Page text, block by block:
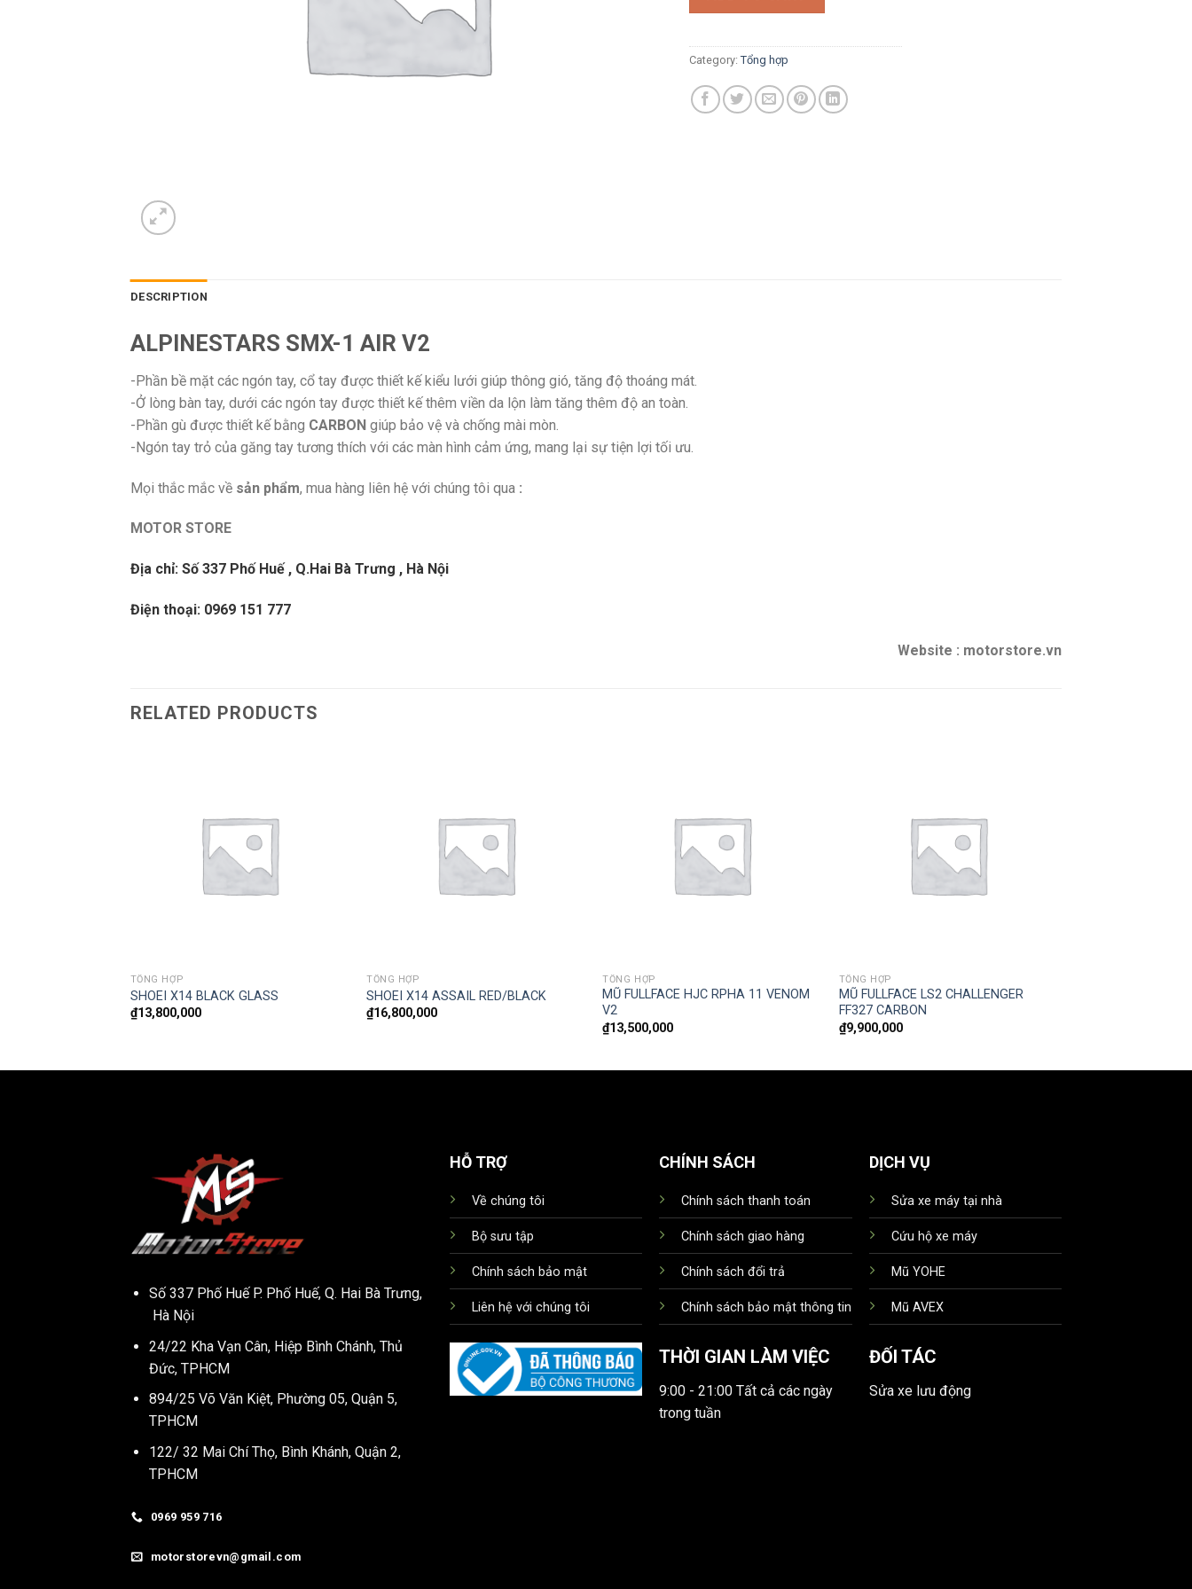
Category: Tổng hợp
DESCRIPTION
ALPINESTARS SMX-1 AIR V2
-Phần bề mặt các ngón tay, cổ tay được thiết kế kiểu lưới giúp thông gió, tăng độ thoáng mát.
-Ở lòng bàn tay, dưới các ngón tay được thiết kế thêm viền da lộn làm tăng thêm độ an toàn.
-Phần gù được thiết kế bằng CARBON giúp bảo vệ và chống mài mòn.
-Ngón tay trỏ của găng tay tương thích với các màn hình cảm ứng, mang lại sự tiện lợi tối ưu.
Mọi thắc mắc về sản phẩm, mua hàng liên hệ với chúng tôi qua :
MOTOR STORE
Địa chỉ: Số 337 Phố Huế , Q.Hai Bà Trưng , Hà Nội
Điện thoại: 0969 151 777
Website : motorstore.vn
RELATED PRODUCTS
TỔNG HỢP
SHOEI X14 BLACK GLASS
₫13,800,000
TỔNG HỢP
SHOEI X14 ASSAIL RED/BLACK
₫16,800,000
TỔNG HỢP
MŨ FULLFACE HJC RPHA 11 VENOM
V2
₫13,500,000
TỔNG HỢP
MŨ FULLFACE LS2 CHALLENGER
FF327 CARBON
₫9,900,000
Số 337 Phố Huế P. Phố Huế, Q. Hai Bà Trưng,
Hà Nội
24/22 Kha Vạn Cân, Hiệp Bình Chánh, Thủ
Đức, TPHCM
894/25 Võ Văn Kiệt, Phường 05, Quận 5,
TPHCM
122/ 32 Mai Chí Thọ, Bình Khánh, Quận 2,
TPHCM
0969 959 716
motorstorevn@gmail.com
HỖ TRỢ
Về chúng tôi
Bộ sưu tập
Chính sách bảo mật
Liên hệ với chúng tôi
CHÍNH SÁCH
Chính sách thanh toán
Chính sách giao hàng
Chính sách đổi trả
Chính sách bảo mật thông tin
THỜI GIAN LÀM VIỆC
9:00 - 21:00 Tất cả các ngày
trong tuần
DỊCH VỤ
Sửa xe máy tại nhà
Cứu hộ xe máy
Mũ YOHE
Mũ AVEX
ĐỐI TÁC
Sửa xe lưu động